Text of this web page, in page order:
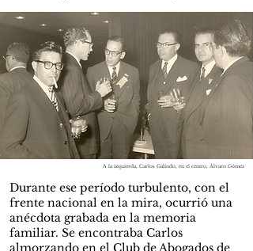
A la izquierda, Carlos Galindo, en el centro, Álvaro Gómez
Durante ese período turbulento, con el
frente nacional en la mira, ocurrió una
anécdota grabada en la memoria
familiar. Se encontraba Carlos
almorzando en el Club de Abogados de